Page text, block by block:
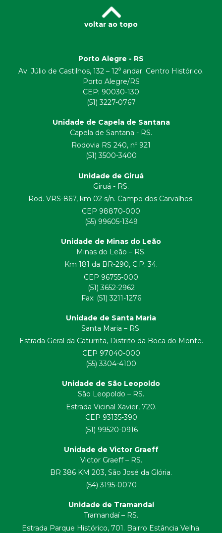
voltar ao topo
Porto Alegre - RS
Av. Júlio de Castilhos, 132 – 12⁰ andar. Centro Histórico.
Porto Alegre/RS
CEP: 90030-130
(51) 3227-0767
Unidade de Capela de Santana
Capela de Santana - RS.
Rodovia RS 240, nº 921
(51) 3500-3400
Unidade de Giruá
Giruá - RS.
Rod. VRS-867, km 02 s/n. Campo dos Carvalhos.
CEP 98870-000
(55) 99605-1349
Unidade de Minas do Leão
Minas do Leão – RS.
Km 181 da BR-290, C.P. 34.
CEP 96755-000
(51) 3652-2962
Fax: (51) 3211-1276
Unidade de Santa Maria
Santa Maria – RS.
Estrada Geral da Caturrita, Distrito da Boca do Monte.
CEP 97040-000
(55) 3304-4100
Unidade de São Leopoldo
São Leopoldo – RS.
Estrada Vicinal Xavier, 720.
CEP 93135-390
(51) 99520-0916
Unidade de Victor Graeff
Victor Graeff – RS.
BR 386 KM 203, São José da Glória.
(54) 3195-0070
Unidade de Tramandaí
Tramandaí – RS.
Estrada Parque Histórico, 701. Bairro Estância Velha.